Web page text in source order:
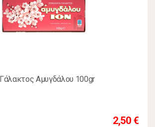
Αμυγδάλου 100gr
2,50 €